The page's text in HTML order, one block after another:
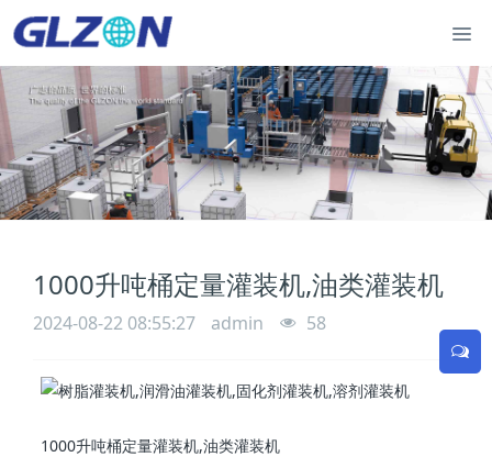
1000升吨桶定量灌装机,油类灌装机
2024-08-22 08:55:27 admin 58
1000升吨桶定量灌装机,油类灌装机